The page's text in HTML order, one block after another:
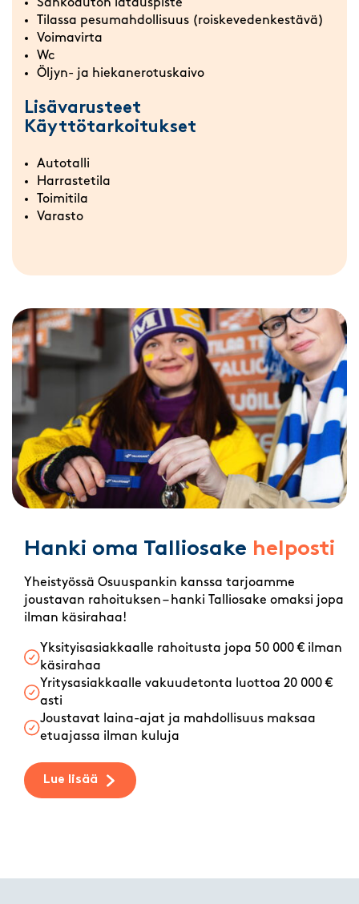
Sähköauton latauspiste
Tilassa pesumahdollisuus (roiskevedenkestävä)
Voimavirta
Wc
Öljyn- ja hiekanerotuskaivo
Lisävarusteet
Käyttötarkoitukset
Autotalli
Harrastetila
Toimitila
Varasto
Hanki oma Talliosake helposti
Yheistyössä Osuuspankin kanssa tarjoamme
joustavan rahoituksen – hanki Talliosake omaksi jopa
ilman käsirahaa!
Yksityisasiakkaalle rahoitusta jopa 50 000 € ilman
käsirahaa
Yritysasiakkaalle vakuudetonta luottoa 20 000 €
asti
Joustavat laina-ajat ja mahdollisuus maksaa
etuajassa ilman kuluja
Lue lisää